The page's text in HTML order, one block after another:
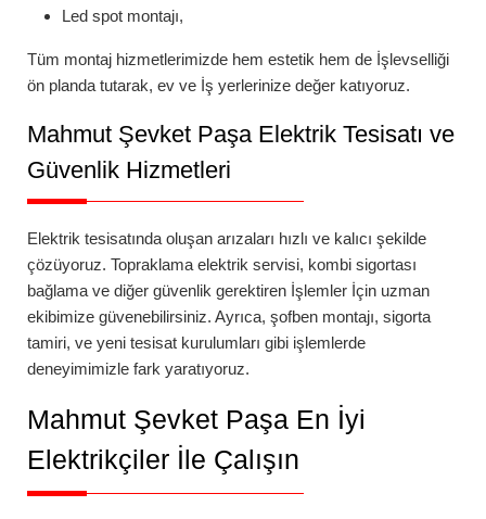
Led spot montajı,
Tüm montaj hizmetlerimizde hem estetik hem de İşlevselliği
ön planda tutarak, ev ve İş yerlerinize değer katıyoruz.
Mahmut Şevket Paşa Elektrik Tesisatı ve
Güvenlik Hizmetleri
Elektrik tesisatında oluşan arızaları hızlı ve kalıcı şekilde
çözüyoruz. Topraklama elektrik servisi, kombi sigortası
bağlama ve diğer güvenlik gerektiren İşlemler İçin uzman
ekibimize güvenebilirsiniz. Ayrıca, şofben montajı, sigorta
tamiri, ve yeni tesisat kurulumları gibi işlemlerde
deneyimimizle fark yaratıyoruz.
Mahmut Şevket Paşa En İyi
Elektrikçiler İle Çalışın